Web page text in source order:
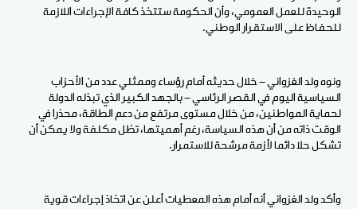
الوحيدة للعمل العمومي، وأن الحكومة ستتخذ كافة الإجراءات اللازمة
للحفاظ على الاستقرار الوطني.
ونوه ولد الغزواني - خلال حديثه أمام رؤساء وممثلي عدد من الأحزاب
السياسية اليوم في القصر الرئاسي - بالجهد الكبير الذي تبذله الدولة
لحماية المواطنين، من خلال مستوى مرتفع من دعم الطاقة، محذرا في
الوقت ذاته من أن هذه السياسة، رغم أهميتها، تظل مكلفة ولا يمكن أن
تشكل حلا دائما لأزمة مرشحة للاستمرار.
وأكد ولد الغزواني أنه أمام هذه المعطيات أعلن عن اتخاذ إجراءات قوية